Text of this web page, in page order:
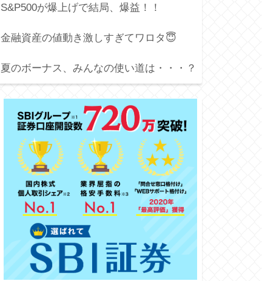
S&P500が爆上げで結局、爆益！！
金融資産の値動き激しすぎてワロタ😇
夏のボーナス、みんなの使い道は・・・？